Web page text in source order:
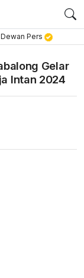
Pers
Gelar
Intan 2024